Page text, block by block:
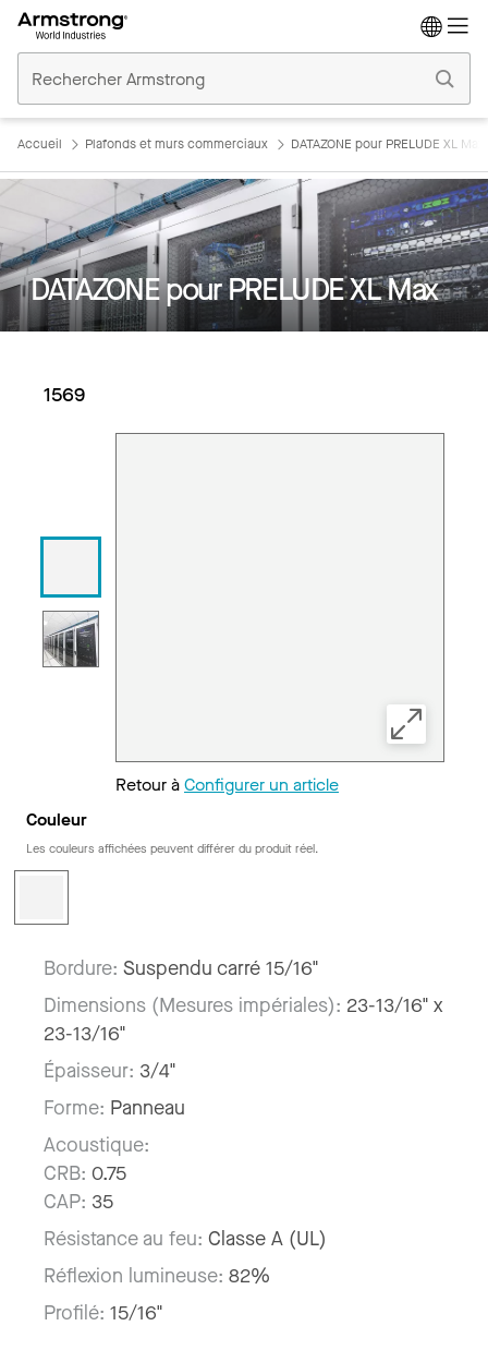
Plafonds
Commerciaux
Accueil Plafonds et murs commerciaux DATAZONE pour PRELUDE XL Max
DATAZONE pour PRELUDE XL Max
1569
Retour àConfigurer un article
Couleur
Les couleurs affichées peuvent différer du produit réel.
Bordure: Suspendu carré 15/16"
Dimensions (Mesures impériales): 23-13/16" x
23-13/16"
Épaisseur: 3/4"
Forme: Panneau
Acoustique:
CRB: 0.75
CAP: 35
Résistance au feu: Classe A (UL)
Réflexion lumineuse: 82%
Profilé: 15/16"